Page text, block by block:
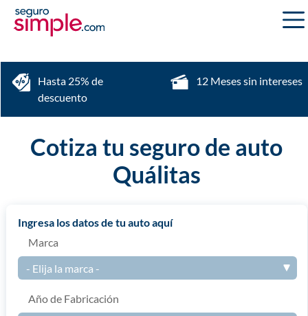
Hasta 25% de
descuento
12 Meses sin intereses
Cotiza tu seguro de auto
Quálitas
ingresa los datos de tu auto aquí
Marca
Año de Fabricación